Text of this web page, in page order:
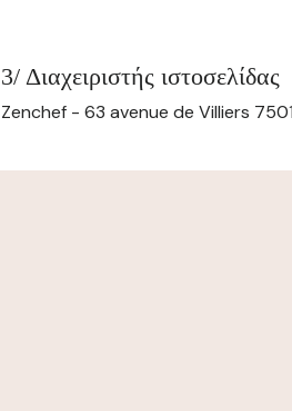
3/ Διαχειριστής ιστοσελίδας
Zenchef - 63 avenue de Villiers